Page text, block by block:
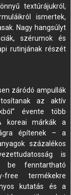
textúrájukról,
ismertek,
Nagy hangsúlyt
szérumok és
rutinjának részét
záródó ampullák
az aktív
évente több
koreai márkák a
építenek – a
százalékos
is
be fenntartható
termékekre
kutatás és a